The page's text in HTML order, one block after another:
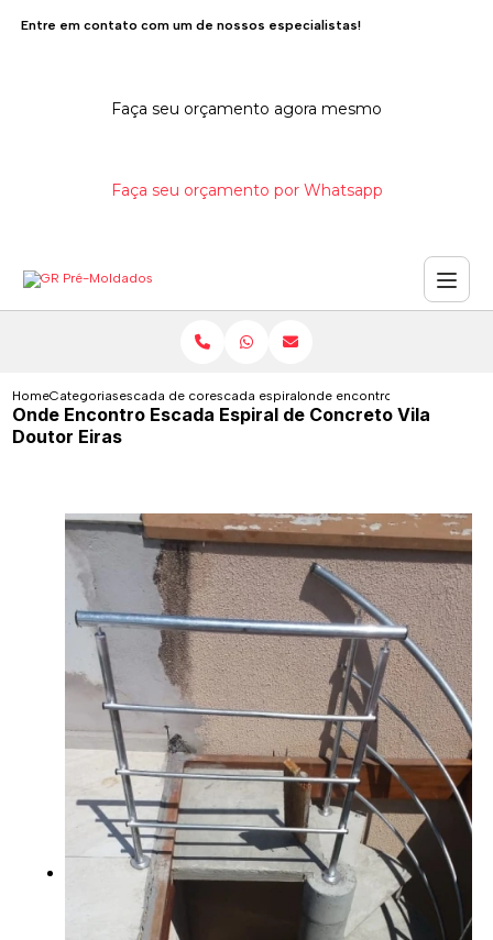
Entre em contato com um de nossos especialistas!
Faça seu orçamento agora mesmo
Faça seu orçamento por Whatsapp
HomeCategoriasescada de concretoescada espiral de concreto
onde encontro escada
Onde Encontro Escada Espiral de Concreto Vila
Doutor Eiras